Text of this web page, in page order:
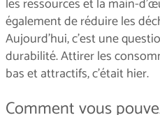
également de réduire les
Aujourd'hui, c'est une
durabilité. Attirer les
bas et attractifs, c'était hier.
Comment vous